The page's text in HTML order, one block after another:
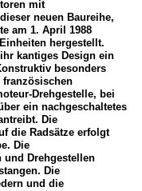
mit
neuen Baureihe,
am 1. April 1988
hergestellt.
kantiges Design ein
besonders
französischen
Drehgestelle, bei
ein nachgeschaltetes
Die
die Radsätze erfolgt
Die
und Drehgestellen
Die
und die